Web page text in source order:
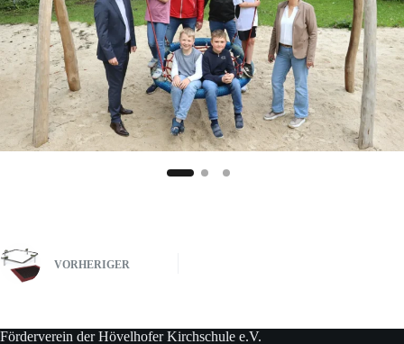
VORHERIGER
Förderverein der Hövelhofer Kirchschule e.V.